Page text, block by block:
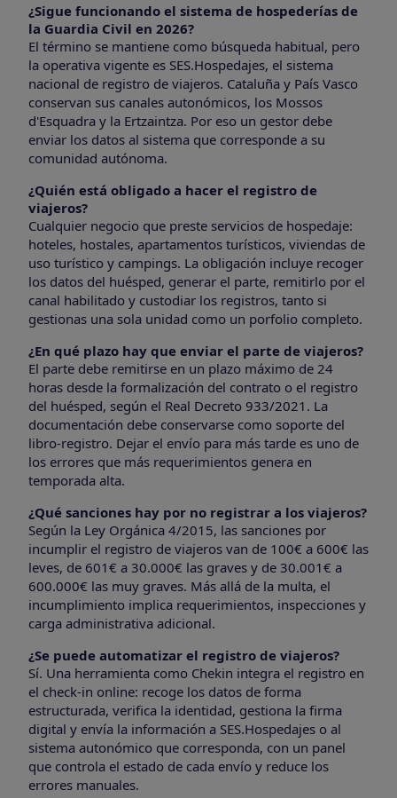
¿Sigue funcionando el sistema de hospederías de
la Guardia Civil en 2026?
El término se mantiene como búsqueda habitual, pero
la operativa vigente es SES.Hospedajes, el sistema
nacional de registro de viajeros. Cataluña y País Vasco
conservan sus canales autonómicos, los Mossos
d'Esquadra y la Ertzaintza. Por eso un gestor debe
enviar los datos al sistema que corresponde a su
comunidad autónoma.
¿Quién está obligado a hacer el registro de
viajeros?
Cualquier negocio que preste servicios de hospedaje:
hoteles, hostales, apartamentos turísticos, viviendas de
uso turístico y campings. La obligación incluye recoger
los datos del huésped, generar el parte, remitirlo por el
canal habilitado y custodiar los registros, tanto si
gestionas una sola unidad como un porfolio completo.
¿En qué plazo hay que enviar el parte de viajeros?
El parte debe remitirse en un plazo máximo de 24
horas desde la formalización del contrato o el registro
del huésped, según el Real Decreto 933/2021. La
documentación debe conservarse como soporte del
libro-registro. Dejar el envío para más tarde es uno de
los errores que más requerimientos genera en
temporada alta.
¿Qué sanciones hay por no registrar a los viajeros?
Según la Ley Orgánica 4/2015, las sanciones por
incumplir el registro de viajeros van de 100€ a 600€ las
leves, de 601€ a 30.000€ las graves y de 30.001€ a
600.000€ las muy graves. Más allá de la multa, el
incumplimiento implica requerimientos, inspecciones y
carga administrativa adicional.
¿Se puede automatizar el registro de viajeros?
Sí. Una herramienta como Chekin integra el registro en
el check-in online: recoge los datos de forma
estructurada, verifica la identidad, gestiona la firma
digital y envía la información a SES.Hospedajes o al
sistema autonómico que corresponda, con un panel
que controla el estado de cada envío y reduce los
errores manuales.